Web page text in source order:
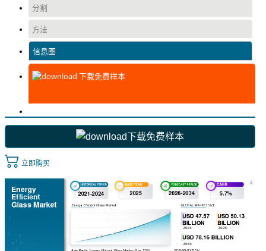
分割
方法
信息图
下载免费样本
下载免费样本
立即购买